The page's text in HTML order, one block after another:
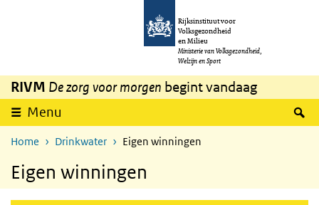
Overslaan en naar de inhoud gaan
Rijksinstituut voor
Volksgezondheid
en Milieu
Ministerie van Volksgezondheid,
Welzijn en Sport
RIVM De zorg voor morgen begint vandaag
Menu
Home Drinkwater Eigen winningen
Eigen winningen